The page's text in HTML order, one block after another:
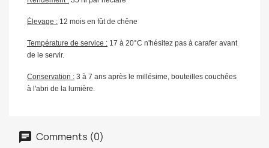
Élevage : 12 mois en fût de chêne
Température de service : 17 à 20°C n'hésitez pas à carafer avant
de le servir.
Conservation : 3 à 7 ans après le millésime, bouteilles couchées
à l'abri de la lumière.
Comments (0)